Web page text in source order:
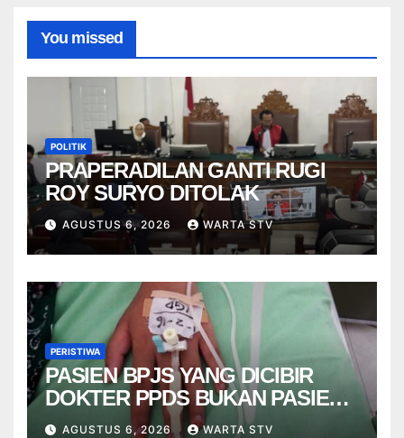
You missed
POLITIK
PRAPERADILAN GANTI RUGI
ROY SURYO DITOLAK
AGUSTUS 6, 2026 WARTA STV
PERISTIWA
PASIEN BPJS YANG DICIBIR
DOKTER PPDS BUKAN PASIEN
RSUP DR. SARDJITO
AGUSTUS 6, 2026 WARTA STV